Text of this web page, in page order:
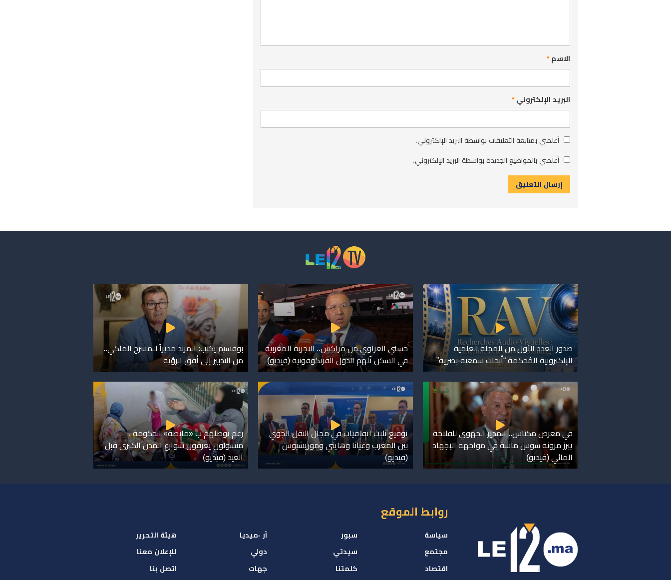
الاسم*
البريد الإلكتروني*
أعلمني بمتابعة التعليقات بواسطة البريد الإلكتروني.
أعلمني بالمواضيع الجديدة بواسطة البريد الإلكتروني.
صدور العدد الأول من المجلة العلمية
الإلكترونية المُحكمة “أبحاث سمعية-بصرية”
حسني الغزاوي من مراكش.. التجربة المغربية
في السكن تُلهم الدول الفرنكوفونية (فيديو)
بوقسيم يكتب: المزند مديراً للمسرح الملكي..
من التدبير إلى أفق الرؤية
في معرض مكناس.. المدير الجهوي للفلاحة
يبرز مرونة سوس ماسة في مواجهة الإجهاد
المائي (فيديو)
توقيع ثلاث اتفاقيات في مجال النقل الجوي
بين المغرب وغيانا وهايتي وموريشيوس
(فيديو)
رغم توصلهم ب «مانضة» الحكومة .
متسولون يغرقون شوارع المدن الكبرى قبل
العيد (فيديو)
روابط الموقع
سياسة
مجتمع
اقتصاد
سبور
سيدتي
كلمتنا
آر -ميديا
دولي
جهات
هيئة التحرير
للإعلان معنا
اتصل بنا